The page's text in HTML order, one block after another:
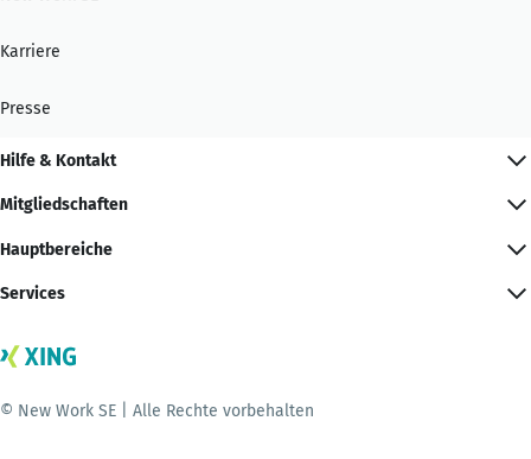
Karriere
Presse
Hilfe & Kontakt
Mitgliedschaften
Hauptbereiche
Services
© New Work SE | Alle Rechte vorbehalten